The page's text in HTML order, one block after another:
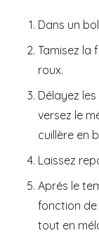
Dans un
Tamisez la
roux.
Délayez
versez le
cuillère en
Laissez
Aprés le
fonction
tout en